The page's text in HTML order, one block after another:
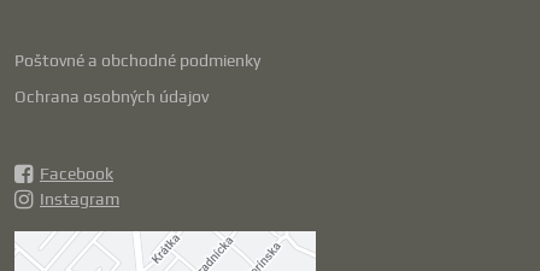
Poštovné a obchodné podmienky
Ochrana osobných údajov
Facebook
Instagram